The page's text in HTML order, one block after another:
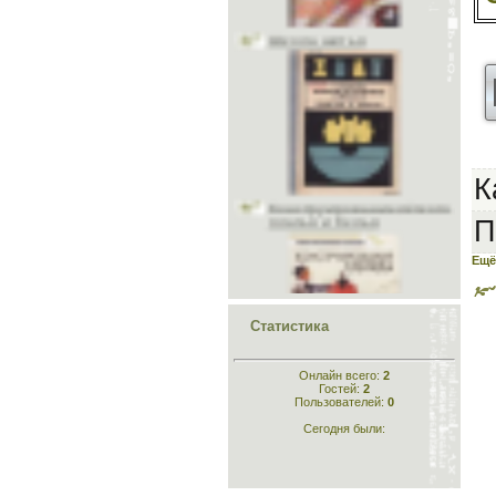
Учитесь шить и вязать
Головные уборы
Меховые головные уборы
Исторический раздел
Одежда для кукол
Шьём животным
Конструирование лёгкого
платья и белья
Конструирование
Статистика
Онлайн всего: 2
Гостей: 2
Пользователей: 0
Сегодня были: